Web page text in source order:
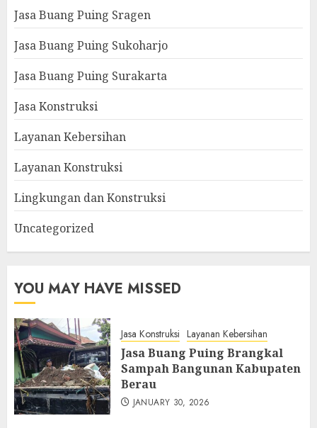
Jasa Buang Puing Sragen
Jasa Buang Puing Sukoharjo
Jasa Buang Puing Surakarta
Jasa Konstruksi
Layanan Kebersihan
Layanan Konstruksi
Lingkungan dan Konstruksi
Uncategorized
YOU MAY HAVE MISSED
Jasa Konstruksi Layanan Kebersihan
Jasa Buang Puing Brangkal
Sampah Bangunan Kabupaten
Berau
JANUARY 30, 2026